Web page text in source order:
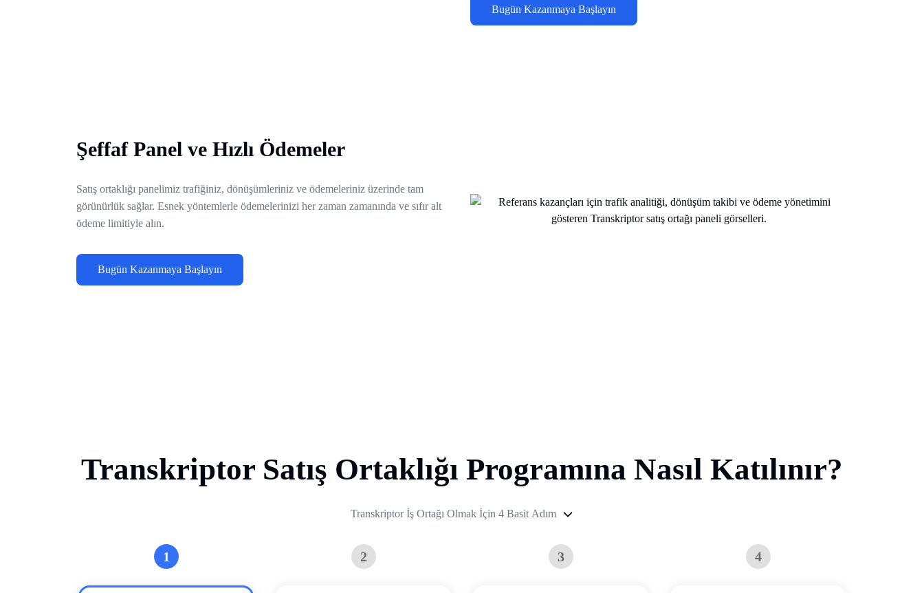
Bugün Kazanmaya Başlayın
Şeffaf Panel ve Hızlı Ödemeler
Satış ortaklığı panelimiz trafiğiniz, dönüşümleriniz ve ödemeleriniz üzerinde tam
görünürlük sağlar. Esnek yöntemlerle ödemelerinizi her zaman zamanında ve sıfır alt
ödeme limitiyle alın.
Bugün Kazanmaya Başlayın
Transkriptor Satış Ortaklığı Programına Nasıl Katılınır?
Transkriptor İş Ortağı Olmak İçin 4 Basit Adım
1 2 3 4